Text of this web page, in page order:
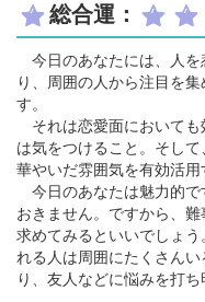
総合運：
今日のあなたには、人を
り、周囲の人から注目を
す。
それは恋愛面においても
は気をつけること。そし
華やいだ雰囲気を有効活用
今日のあなたは魅力的で
おきません。ですから、
求めてみるといいでしょ
れる人は周囲にたくさん
り、友人などに悩みを打